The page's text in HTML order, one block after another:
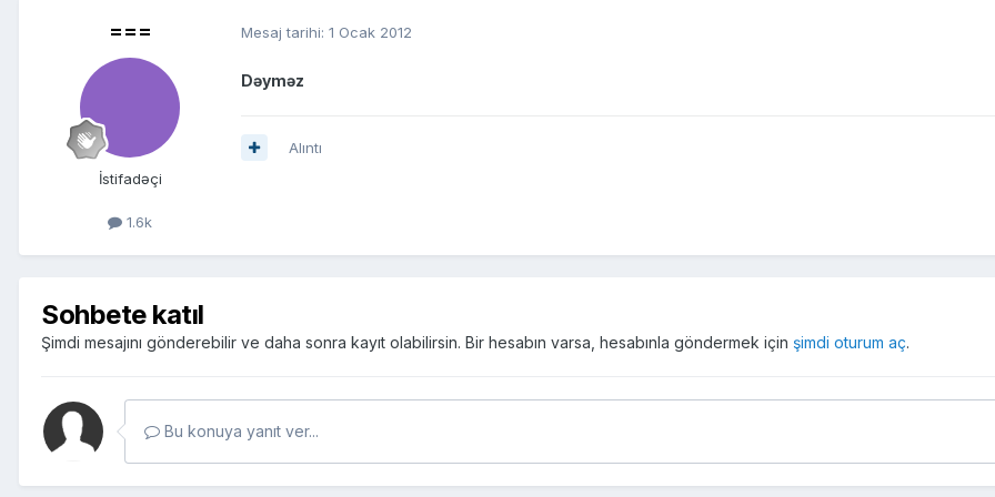
===
İstifadəçi
1.6k
Mesaj tarihi: 1 Ocak 2012
Dəyməz
Alıntı
Sohbete katıl
Şimdi mesajını gönderebilir ve daha sonra kayıt olabilirsin. Bir hesabın varsa, hesabınla göndermek için şimdi oturum aç.
Bu konuya yanıt ver...